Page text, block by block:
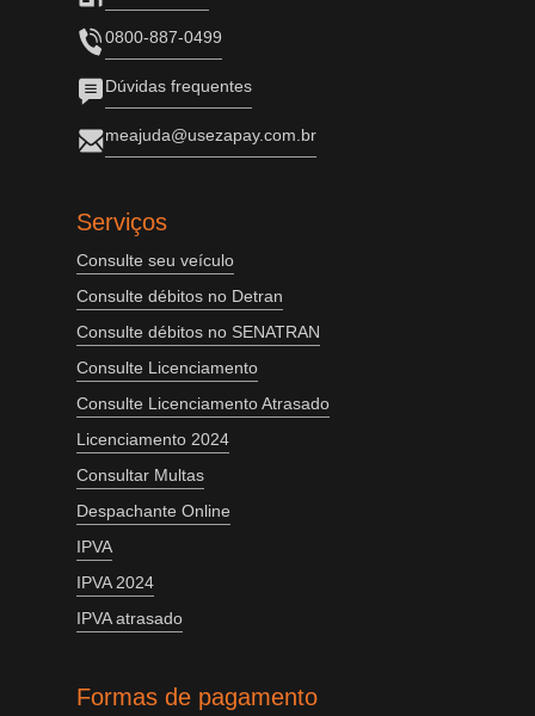
0800-887-0499
Dúvidas frequentes
meajuda@usezapay.com.br
Serviços
Consulte seu veículo
Consulte débitos no Detran
Consulte débitos no SENATRAN
Consulte Licenciamento
Consulte Licenciamento Atrasado
Licenciamento 2024
Consultar Multas
Despachante Online
IPVA
IPVA 2024
IPVA atrasado
Formas de pagamento